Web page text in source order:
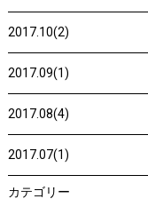
2017.10(2)
2017.09(1)
2017.08(4)
2017.07(1)
カテゴリー